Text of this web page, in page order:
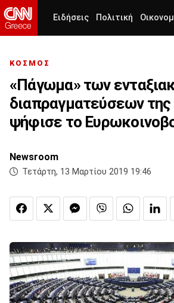
Ειδήσεις Πολιτική
ΚΟΣΜΟΣ
«Πάγωμα» των
διαπραγματεύσεων της
ψήφισε το
Newsroom
Τετάρτη, 13 Μαρτίου 2019 19:46